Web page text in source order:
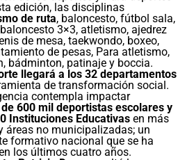
edición, las disciplinas
de ruta, baloncesto, fútbol sala,
3×3, atletismo, ajedrez
de mesa, taekwondo, boxeo,
de pesas, Para atletismo,
bádminton, patinaje y boccia.
llegará a los 32 departamentos
de transformación social.
contempla impactar
600 mil deportistas escolares y
Instituciones Educativas en más
áreas no municipalizadas; un
formativo nacional que se ha
los últimos cuatro años.